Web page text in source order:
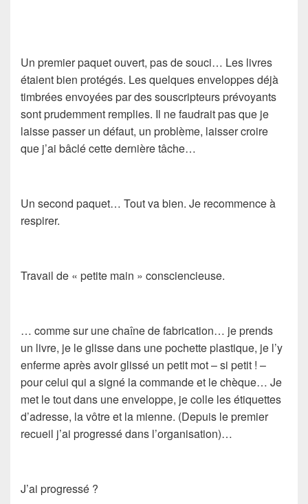
Un premier paquet ouvert, pas de souci… Les livres
étaient bien protégés. Les quelques enveloppes déjà
timbrées envoyées par des souscripteurs prévoyants
sont prudemment remplies. Il ne faudrait pas que je
laisse passer un défaut, un problème, laisser croire
que j’ai bâclé cette dernière tâche…
Un second paquet… Tout va bien. Je recommence à
respirer.
Travail de « petite main » consciencieuse.
… comme sur une chaîne de fabrication… je prends
un livre, je le glisse dans une pochette plastique, je l’y
enferme après avoir glissé un petit mot – si petit ! –
pour celui qui a signé la commande et le chèque… Je
met le tout dans une enveloppe, je colle les étiquettes
d’adresse, la vôtre et la mienne. (Depuis le premier
recueil j’ai progressé dans l’organisation)…
J’ai progressé ?